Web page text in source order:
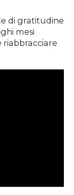
di gratitudine
mesi